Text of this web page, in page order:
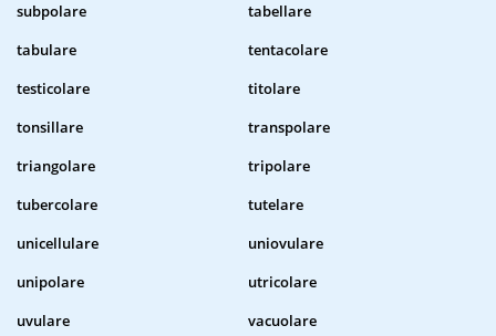
subpolare
tabellare
tabulare
tentacolare
testicolare
titolare
tonsillare
transpolare
triangolare
tripolare
tubercolare
tutelare
unicellulare
uniovulare
unipolare
utricolare
uvulare
vacuolare